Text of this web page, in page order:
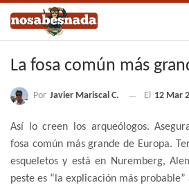
La fosa común más
Por Javier Mariscal C. El 12 Mar
Así lo creen los arqueólogos.
fosa común más grande de Europa.
esqueletos y está en Nuremberg,
peste es “la explicación más